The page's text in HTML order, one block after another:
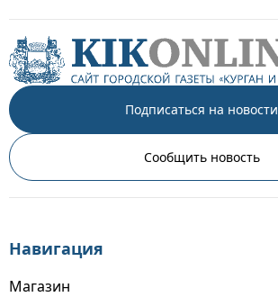
Подписаться на новости
Сообщить новость
Навигация
Магазин